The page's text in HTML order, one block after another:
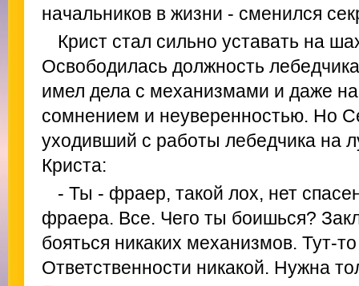
начальников в жизни - сменился
Крист стал сильно уставать на
Освободилась должность
имел дела с механизмами и даже
сомнением и неуверенностью. Но
уходивший с работы лебедчика на
Криста:
- Ты - фраер, такой лох, нет
фраера. Все. Чего ты боишься?
бояться никаких механизмов. Тут-
Ответственности никакой. Нужна